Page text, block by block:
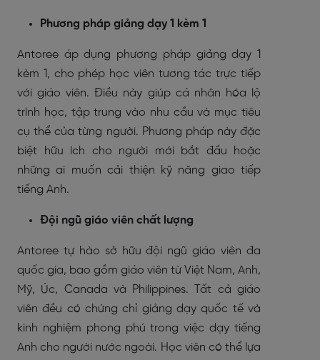
Phương pháp giảng dạy 1 kèm 1
Antoree áp dụng phương pháp giảng dạy 1
kèm 1, cho phép học viên tương tác trực tiếp
với giáo viên. Điều này giúp cá nhân hóa lộ
trình học, tập trung vào nhu cầu và mục tiêu
cụ thể của từng người. Phương pháp này đặc
biệt hữu ích cho người mới bắt đầu hoặc
những ai muốn cải thiện kỹ năng giao tiếp
tiếng Anh.
Đội ngũ giáo viên chất lượng
Antoree tự hào sở hữu đội ngũ giáo viên đa
quốc gia, bao gồm giáo viên từ Việt Nam, Anh,
Mỹ, Úc, Canada và Philippines. Tất cả giáo
viên đều có chứng chỉ giảng dạy quốc tế và
kinh nghiệm phong phú trong việc dạy tiếng
Anh cho người nước ngoài. Học viên có thể lựa